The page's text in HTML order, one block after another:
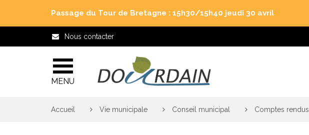
Passage du Tour de Bretagne : 15h30/15h40 jeudi 30 avril
Nous contacter
MENU
Accueil Vie municipale Conseil municipal Comptes rendus